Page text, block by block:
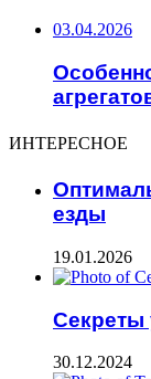
03.04.2026
ИНТЕРЕСНОЕ
езды
19.01.2026
30.12.2024